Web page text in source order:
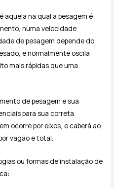
aquela na qual a pesagem é
numa velocidade
de pesagem depende do
e normalmente oscila
mais rápidas que uma
de pesagem e sua
para sua correta
ocorre por eixos, e caberá ao
vagão e total.
ou formas de instalação de